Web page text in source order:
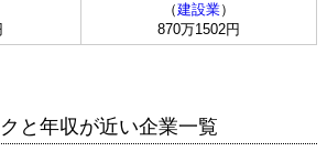
（建設業）
870万1502円
と年収が近い企業一覧